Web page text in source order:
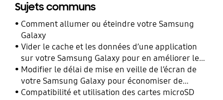
Sujets communs
Comment allumer ou éteindre votre Samsung
Galaxy
Vider le cache et les données d’une application
sur votre Samsung Galaxy pour en améliorer les
performances
Modifier le délai de mise en veille de l’écran de
votre Samsung Galaxy pour économiser de
l’énergie
Compatibilité et utilisation des cartes microSD